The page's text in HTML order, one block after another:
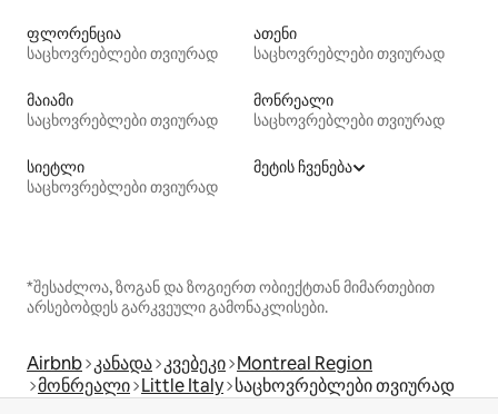
ფლორენცია
საცხოვრებლები თვიურად
ათენი
საცხოვრებლები თვიურად
მაიამი
საცხოვრებლები თვიურად
მონრეალი
საცხოვრებლები თვიურად
სიეტლი
საცხოვრებლები თვიურად
მეტის ჩვენება
*შესაძლოა, ზოგან და ზოგიერთ ობიექტთან მიმართებით
არსებობდეს გარკვეული გამონაკლისები.
Airbnb კანადა კვებეკი Montreal Region
მონრეალი Little Italy საცხოვრებლები თვიურად